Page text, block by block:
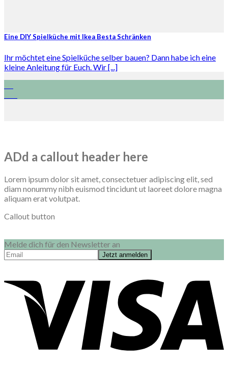
Eine DIY Spielküche mit Ikea Besta Schränken
Ihr möchtet eine Spielküche selber bauen? Dann habe ich eine
kleine Anleitung für Euch. Wir [...]
ADd a callout header here
Lorem ipsum dolor sit amet, consectetuer adipiscing elit, sed
diam nonummy nibh euismod tincidunt ut laoreet dolore magna
aliquam erat volutpat.
Callout button
Melde dich für den Newsletter an